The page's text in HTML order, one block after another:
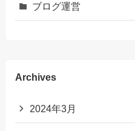
ブログ運営
Archives
2024年3月